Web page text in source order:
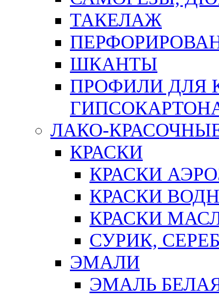
ТАКЕЛАЖ
ШКАНТЫ
ПРОФИЛИ ДЛЯ
ЛАКО-
КРАСКИ
КРАСКИ
КРАСКИ
КРАСКИ
СУРИК,
ЭМАЛИ
ЭМАЛЬ